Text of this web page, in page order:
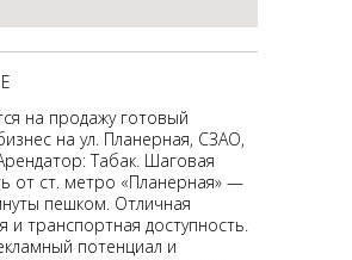
на продажу готовый
на ул. Планерная, СЗАО,
Табак. Шаговая
от ст. метро «Планерная» —
пешком. Отличная
и транспортная доступность.
потенциал и